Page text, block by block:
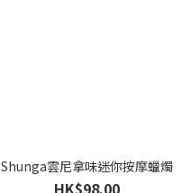
Shunga雲尼拿味迷你按摩蠟燭
HK$98.00